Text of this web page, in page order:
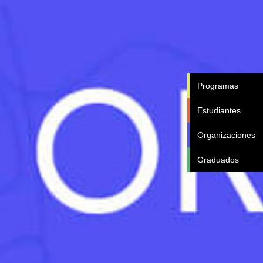
Programas
Estudiantes
Organizaciones
Graduados